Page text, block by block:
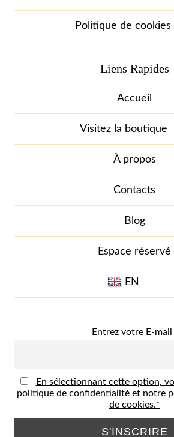
Politique de cookies
Liens Rapides
Accueil
Visitez la boutique
À propos
Contacts
Blog
Espace réservé
EN
Entrez votre E-mail
En sélectionnant cette option,
politique de confidentialité et notre
de cookies.*